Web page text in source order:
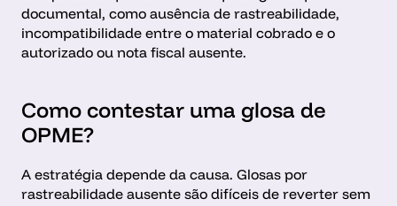
documental, como ausência de rastreabilidade,
incompatibilidade entre o material cobrado e o
autorizado ou nota fiscal ausente.
Como contestar uma glosa de
OPME?
A estratégia depende da causa. Glosas por
rastreabilidade ausente são difíceis de reverter sem